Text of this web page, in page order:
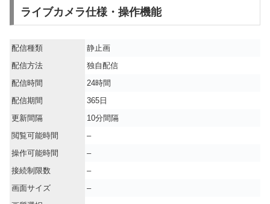
ライブカメラ仕様・操作機能
配信種類
静止画
配信方法
独自配信
配信時間
24時間
配信期間
365日
更新間隔
10分間隔
閲覧可能時間
–
操作可能時間
–
接続制限数
–
画面サイズ
–